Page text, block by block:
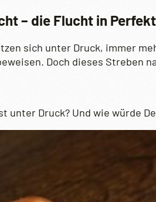
– die Flucht in
sich unter Druck, immer
Doch dieses Streben
unter Druck? Und wie würde